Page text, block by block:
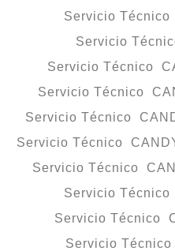
Servicio
Servicio
Servicio Técnico
Servicio Técnico
Servicio Técnico
Servicio Técnico
Servicio Técnico
Servicio
Servicio Técnico
Servicio